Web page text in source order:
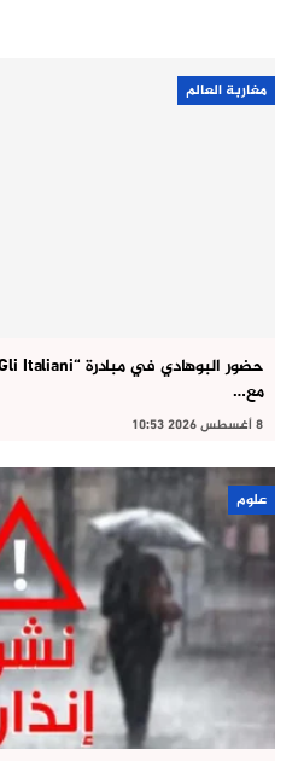
مغاربة العالم
مع…
8 أغسطس 2026 10:53
علوم